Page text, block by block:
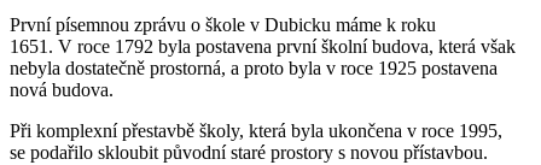
První písemnou zprávu o škole v Dubicku máme k roku
1651. V roce 1792 byla postavena první školní budova, která však
nebyla dostatečně prostorná, a proto byla v roce 1925 postavena
nová budova.
Při komplexní přestavbě školy, která byla ukončena v roce 1995,
se podařilo skloubit původní staré prostory s novou přístavbou.